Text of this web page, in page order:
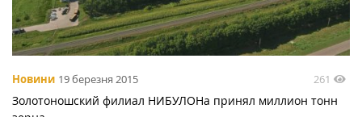
Новини 19 березня 2015 261
Золотоношский филиал НИБУЛОНа принял миллион тонн